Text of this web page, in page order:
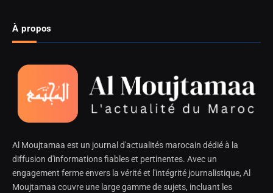
À propos
Al Moujtamaa est un journal d'actualités marocain dédié à la
diffusion d'informations fiables et pertinentes. Avec un
engagement ferme envers la vérité et l'intégrité journalistique, Al
Moujtamaa couvre une large gamme de sujets, incluant les